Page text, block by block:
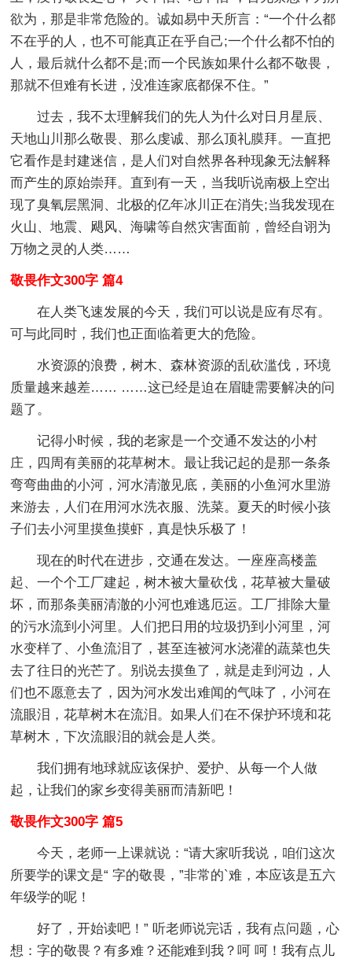
欲为，那是非常危险的。诚如易中天所言：“一个什么都
不在乎的人，也不可能真正在乎自己;一个什么都不怕的
人，最后就什么都不是;而一个民族如果什么都不敬畏，
那就不但难有长进，没准连家底都保不住。”
过去，我不太理解我们的先人为什么对日月星辰、
天地山川那么敬畏、那么虔诚、那么顶礼膜拜。一直把
它看作是封建迷信，是人们对自然界各种现象无法解释
而产生的原始崇拜。直到有一天，当我听说南极上空出
现了臭氧层黑洞、北极的亿年冰川正在消失;当我发现在
火山、地震、飓风、海啸等自然灾害面前，曾经自诩为
万物之灵的人类……
敬畏作文300字 篇4
在人类飞速发展的今天，我们可以说是应有尽有。
可与此同时，我们也正面临着更大的危险。
水资源的浪费，树木、森林资源的乱砍滥伐，环境
质量越来越差…… ……这已经是迫在眉睫需要解决的问
题了。
记得小时候，我的老家是一个交通不发达的小村
庄，四周有美丽的花草树木。最让我记起的是那一条条
弯弯曲曲的小河，河水清澈见底，美丽的小鱼河水里游
来游去，人们在用河水洗衣服、洗菜。夏天的时候小孩
子们去小河里摸鱼摸虾，真是快乐极了！
现在的时代在进步，交通在发达。一座座高楼盖
起、一个个工厂建起，树木被大量砍伐，花草被大量破
坏，而那条美丽清澈的小河也难逃厄运。工厂排除大量
的污水流到小河里。人们把日用的垃圾扔到小河里，河
水变样了、小鱼流泪了，甚至连被河水浇灌的蔬菜也失
去了往日的光芒了。别说去摸鱼了，就是走到河边，人
们也不愿意去了，因为河水发出难闻的气味了，小河在
流眼泪，花草树木在流泪。如果人们在不保护环境和花
草树木，下次流眼泪的就会是人类。
我们拥有地球就应该保护、爱护、从每一个人做
起，让我们的家乡变得美丽而清新吧！
敬畏作文300字 篇5
今天，老师一上课就说：“请大家听我说，咱们这次
所要学的课文是“ 字的敬畏，”非常的`难，本应该是五六
年级学的呢！
好了，开始读吧！” 听老师说完话，我有点问题，心
想：字的敬畏？有多难？还能难到我？呵 呵！我有点儿